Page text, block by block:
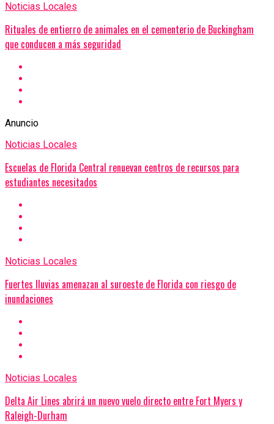
Noticias Locales
Rituales de entierro de animales en el cementerio de Buckingham
que conducen a más seguridad
Anuncio
Noticias Locales
Escuelas de Florida Central renuevan centros de recursos para
estudiantes necesitados
Noticias Locales
Fuertes lluvias amenazan al suroeste de Florida con riesgo de
inundaciones
Noticias Locales
Delta Air Lines abrirá un nuevo vuelo directo entre Fort Myers y
Raleigh-Durham